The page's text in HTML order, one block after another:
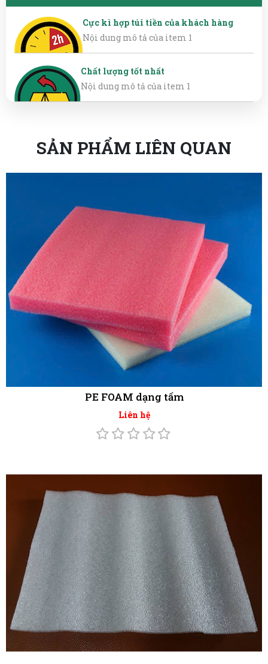
Cực kì hợp túi tiền của khách hàng
Nội dung mô tả của item 1
Chất lượng tốt nhất
Nội dung mô tả của item 1
SẢN PHẨM LIÊN QUAN
PE FOAM dạng tấm
Liên hệ